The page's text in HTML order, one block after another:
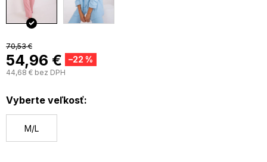
70,53 €
–22 %
54,96 €
44,68 € bez DPH
Vyberte veľkosť:
M/L